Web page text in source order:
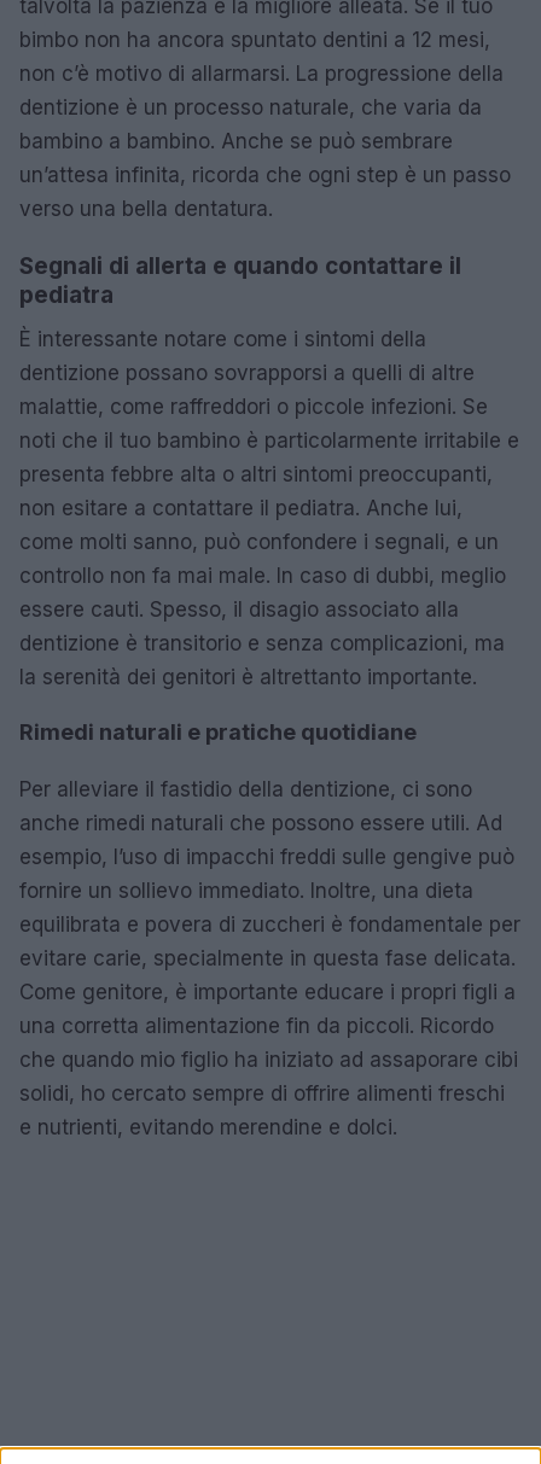
talvolta la pazienza è la migliore alleata. Se il tuo
bimbo non ha ancora spuntato dentini a 12 mesi,
non c’è motivo di allarmarsi. La progressione della
dentizione è un processo naturale, che varia da
bambino a bambino. Anche se può sembrare
un’attesa infinita, ricorda che ogni step è un passo
verso una bella dentatura.
Segnali di allerta e quando contattare il
pediatra
È interessante notare come i sintomi della
dentizione possano sovrapporsi a quelli di altre
malattie, come raffreddori o piccole infezioni. Se
noti che il tuo bambino è particolarmente irritabile e
presenta febbre alta o altri sintomi preoccupanti,
non esitare a contattare il pediatra. Anche lui,
come molti sanno, può confondere i segnali, e un
controllo non fa mai male. In caso di dubbi, meglio
essere cauti. Spesso, il disagio associato alla
dentizione è transitorio e senza complicazioni, ma
la serenità dei genitori è altrettanto importante.
Rimedi naturali e pratiche quotidiane
Per alleviare il fastidio della dentizione, ci sono
anche rimedi naturali che possono essere utili. Ad
esempio, l’uso di impacchi freddi sulle gengive può
fornire un sollievo immediato. Inoltre, una dieta
equilibrata e povera di zuccheri è fondamentale per
evitare carie, specialmente in questa fase delicata.
Come genitore, è importante educare i propri figli a
una corretta alimentazione fin da piccoli. Ricordo
che quando mio figlio ha iniziato ad assaporare cibi
solidi, ho cercato sempre di offrire alimenti freschi
e nutrienti, evitando merendine e dolci.